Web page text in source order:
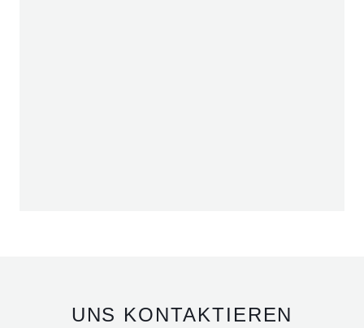
UNS KONTAKTIEREN